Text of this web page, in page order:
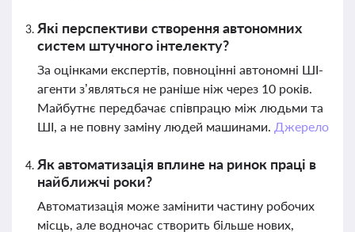
Які перспективи створення автономних
систем штучного інтелекту?
За оцінками експертів, повноцінні автономні ШІ-
агенти з’являться не раніше ніж через 10 років.
Майбутнє передбачає співпрацю між людьми та
ШІ, а не повну заміну людей машинами. Джерело
Як автоматизація вплине на ринок праці в
найближчі роки?
Автоматизація може замінити частину робочих
місць, але водночас створить більше нових,